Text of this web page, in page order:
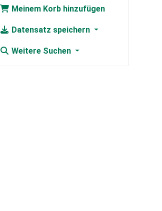
Meinem Korb hinzufügen
Datensatz speichern
Weitere Suchen